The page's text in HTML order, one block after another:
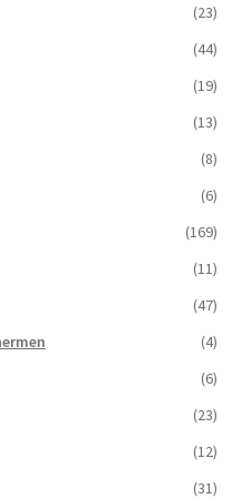
(23)
(44)
(19)
(13)
(8)
(6)
(169)
(11)
(47)
(4)
(6)
(23)
(12)
(31)